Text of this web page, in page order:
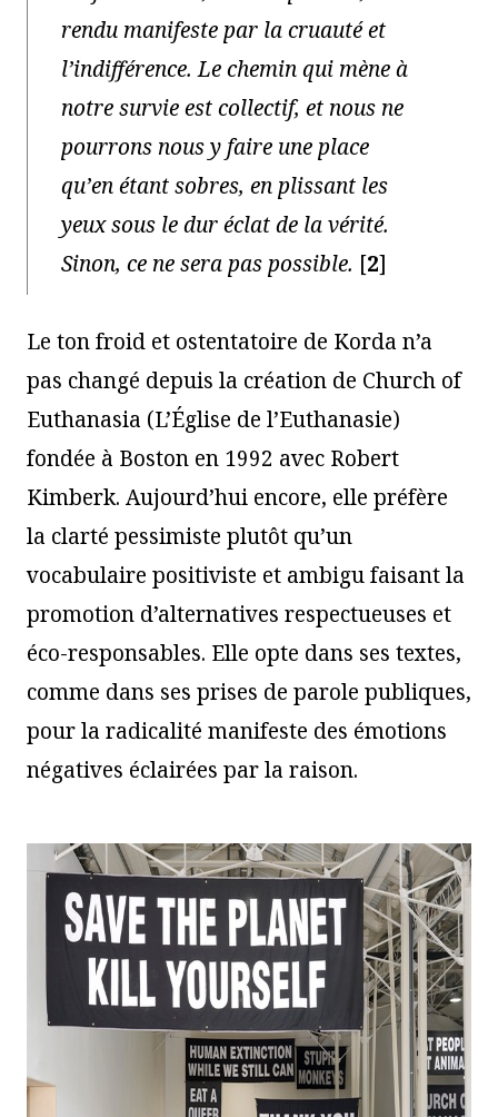
rendu manifeste par la cruauté et
l’indifférence. Le chemin qui mène à
notre survie est collectif, et nous ne
pourrons nous y faire une place
qu’en étant sobres, en plissant les
yeux sous le dur éclat de la vérité.
Sinon, ce ne sera pas possible. [2]
Le ton froid et ostentatoire de Korda n’a
pas changé depuis la création de Church of
Euthanasia (L’Église de l’Euthanasie)
fondée à Boston en 1992 avec Robert
Kimberk. Aujourd’hui encore, elle préfère
la clarté pessimiste plutôt qu’un
vocabulaire positiviste et ambigu faisant la
promotion d’alternatives respectueuses et
éco-responsables. Elle opte dans ses textes,
comme dans ses prises de parole publiques,
pour la radicalité manifeste des émotions
négatives éclairées par la raison.